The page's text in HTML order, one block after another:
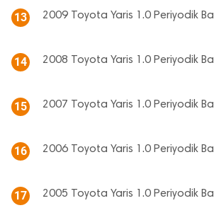
13 2009 Toyota Yaris 1.0 Periyodik
14 2008 Toyota Yaris 1.0 Periyodik
15 2007 Toyota Yaris 1.0 Periyodik
16 2006 Toyota Yaris 1.0 Periyodik
17 2005 Toyota Yaris 1.0 Periyodik